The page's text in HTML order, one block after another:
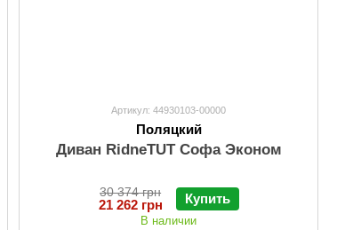
Артикул: 44930103-00000
Поляцкий
Диван RidneTUT Софа Эконом
30 374 грн
21 262 грн Купить
В наличии